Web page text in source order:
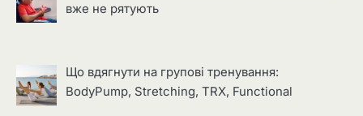
вже не рятують
Що вдягнути на групові тренування:
BodyPump, Stretching, TRX, Functional